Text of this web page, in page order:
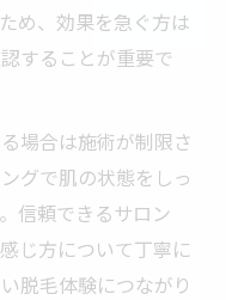
め、効果を急ぐ方は
することが重要で
場合は施術が制限さ
グで肌の状態をしっ
信頼できるサロン
じ方について丁寧に
脱毛体験につながり